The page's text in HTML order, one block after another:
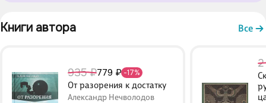
Книги автора Все
935 ₽779 ₽ -17%
От разорения к достатку
Александр Нечволодов